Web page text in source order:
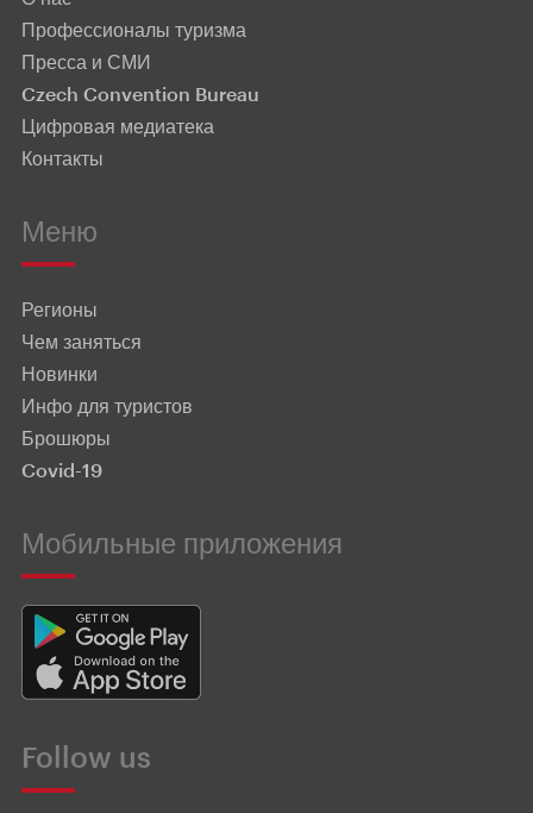
Профессионалы туризма
Пресса и СМИ
Czech Convention Bureau
Цифровая медиатека
Контакты
Меню
Регионы
Чем заняться
Новинки
Инфо для туристов
Брошюры
Covid-19
Мобильные приложения
Follow us